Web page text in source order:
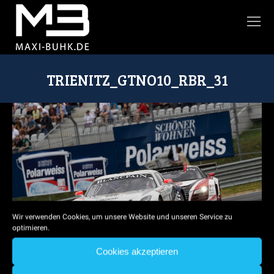
Wir verwenden Cookies, um unsere Website und unseren Service zu
optimieren.
Cookies akzeptieren
TRIENITZ_GTNO10_RBR_31